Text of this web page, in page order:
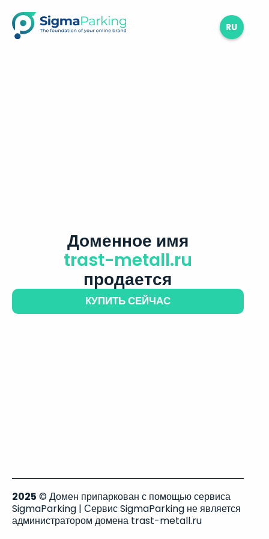
RU
Доменное имя
trast-metall.ru
продается
КУПИТЬ СЕЙЧАС
2025 © Домен припаркован с помощью сервиса
SigmaParking | Сервис SigmaParking не является
администратором домена trast-metall.ru